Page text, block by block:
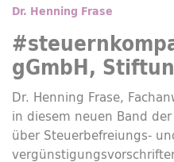
Dr. Henning Frase
gGmbH,
Dr. Henning Frase,
in diesem neuen Band
über Steuerbefreiungs-